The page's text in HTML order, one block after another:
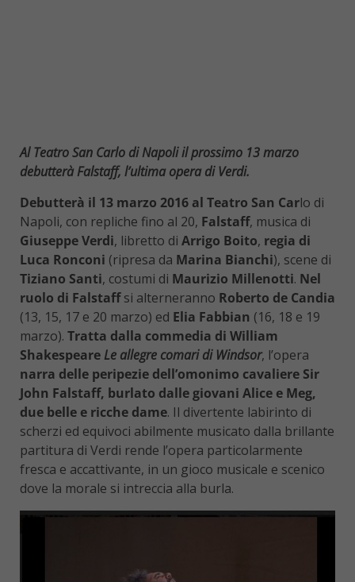
Al Teatro San Carlo di Napoli il prossimo 13 marzo
debutterà Falstaff, l’ultima opera di Verdi.
Debutterà il 13 marzo 2016 al Teatro San Carlo di
Napoli, con repliche fino al 20, Falstaff, musica di
Giuseppe Verdi, libretto di Arrigo Boito, regia di
Luca Ronconi (ripresa da Marina Bianchi), scene di
Tiziano Santi, costumi di Maurizio Millenotti. Nel
ruolo di Falstaffsi alterneranno Roberto de Candia
(13, 15, 17 e 20 marzo) ed Elia Fabbian (16, 18 e 19
marzo). Tratta dalla commedia di William
Shakespeare Le allegre comari di Windsor, l’opera
narra delle peripezie dell’omonimo cavaliere Sir
John Falstaff, burlato dalle giovani Alice e Meg,
due belle e ricche dame. Il divertente labirinto di
scherzi ed equivoci abilmente musicato dalla brillante
partitura di Verdi rende l’opera particolarmente
fresca e accattivante, in un gioco musicale e scenico
dove la morale si intreccia alla burla.